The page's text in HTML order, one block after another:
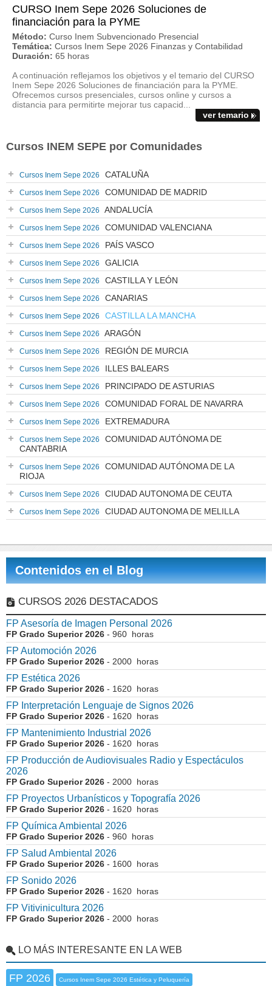
CURSO Inem Sepe 2026 Soluciones de
financiación para la PYME
Método: Curso Inem Subvencionado Presencial
Temática: Cursos Inem Sepe 2026 Finanzas y Contabilidad
Duración: 65 horas
A continuación reflejamos los objetivos y el temario del CURSO
Inem Sepe 2026 Soluciones de financiación para la PYME.
Ofrecemos cursos presenciales, cursos online y cursos a
distancia para permitirte mejorar tus capacid...
ver temario
Cursos INEM SEPE por Comunidades
Cursos Inem Sepe 2026 CATALUÑA
Cursos Inem Sepe 2026 COMUNIDAD DE MADRID
Cursos Inem Sepe 2026 ANDALUCÍA
Cursos Inem Sepe 2026 COMUNIDAD VALENCIANA
Cursos Inem Sepe 2026 PAÍS VASCO
Cursos Inem Sepe 2026 GALICIA
Cursos Inem Sepe 2026 CASTILLA Y LEÓN
Cursos Inem Sepe 2026 CANARIAS
Cursos Inem Sepe 2026 CASTILLA LA MANCHA
Cursos Inem Sepe 2026 ARAGÓN
Cursos Inem Sepe 2026 REGIÓN DE MURCIA
Cursos Inem Sepe 2026 ILLES BALEARS
Cursos Inem Sepe 2026 PRINCIPADO DE ASTURIAS
Cursos Inem Sepe 2026 COMUNIDAD FORAL DE NAVARRA
Cursos Inem Sepe 2026 EXTREMADURA
Cursos Inem Sepe 2026
COMUNIDAD AUTÓNOMA DE
CANTABRIA
Cursos Inem Sepe 2026
COMUNIDAD AUTÓNOMA DE LA
RIOJA
Cursos Inem Sepe 2026 CIUDAD AUTONOMA DE CEUTA
Cursos Inem Sepe 2026 CIUDAD AUTONOMA DE MELILLA
Contenidos en el Blog
CURSOS 2026 DESTACADOS
FP Asesoría de Imagen Personal 2026
FP Grado Superior 2026 - 960 horas
FP Automoción 2026
FP Grado Superior 2026 - 2000 horas
FP Estética 2026
FP Grado Superior 2026 - 1620 horas
FP Interpretación Lenguaje de Signos 2026
FP Grado Superior 2026 - 1620 horas
FP Mantenimiento Industrial 2026
FP Grado Superior 2026 - 1620 horas
FP Producción de Audiovisuales Radio y Espectáculos
2026
FP Grado Superior 2026 - 2000 horas
FP Proyectos Urbanísticos y Topografía 2026
FP Grado Superior 2026 - 1620 horas
FP Química Ambiental 2026
FP Grado Superior 2026 - 960 horas
FP Salud Ambiental 2026
FP Grado Superior 2026 - 1600 horas
FP Sonido 2026
FP Grado Superior 2026 - 1620 horas
FP Vitivinicultura 2026
FP Grado Superior 2026 - 2000 horas
LO MÁS INTERESANTE EN LA WEB
FP 2026 Cursos Inem Sepe 2026 Estética y Peluquería